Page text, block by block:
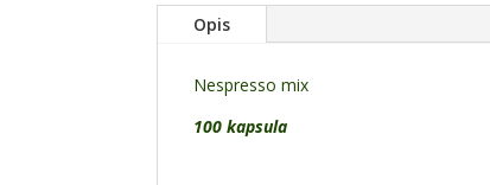
Opis
Nespresso mix
100 kapsula